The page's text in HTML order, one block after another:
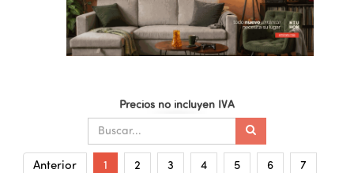
Precios no incluyen IVA
Anterior 1 2 3 4 5 6 7